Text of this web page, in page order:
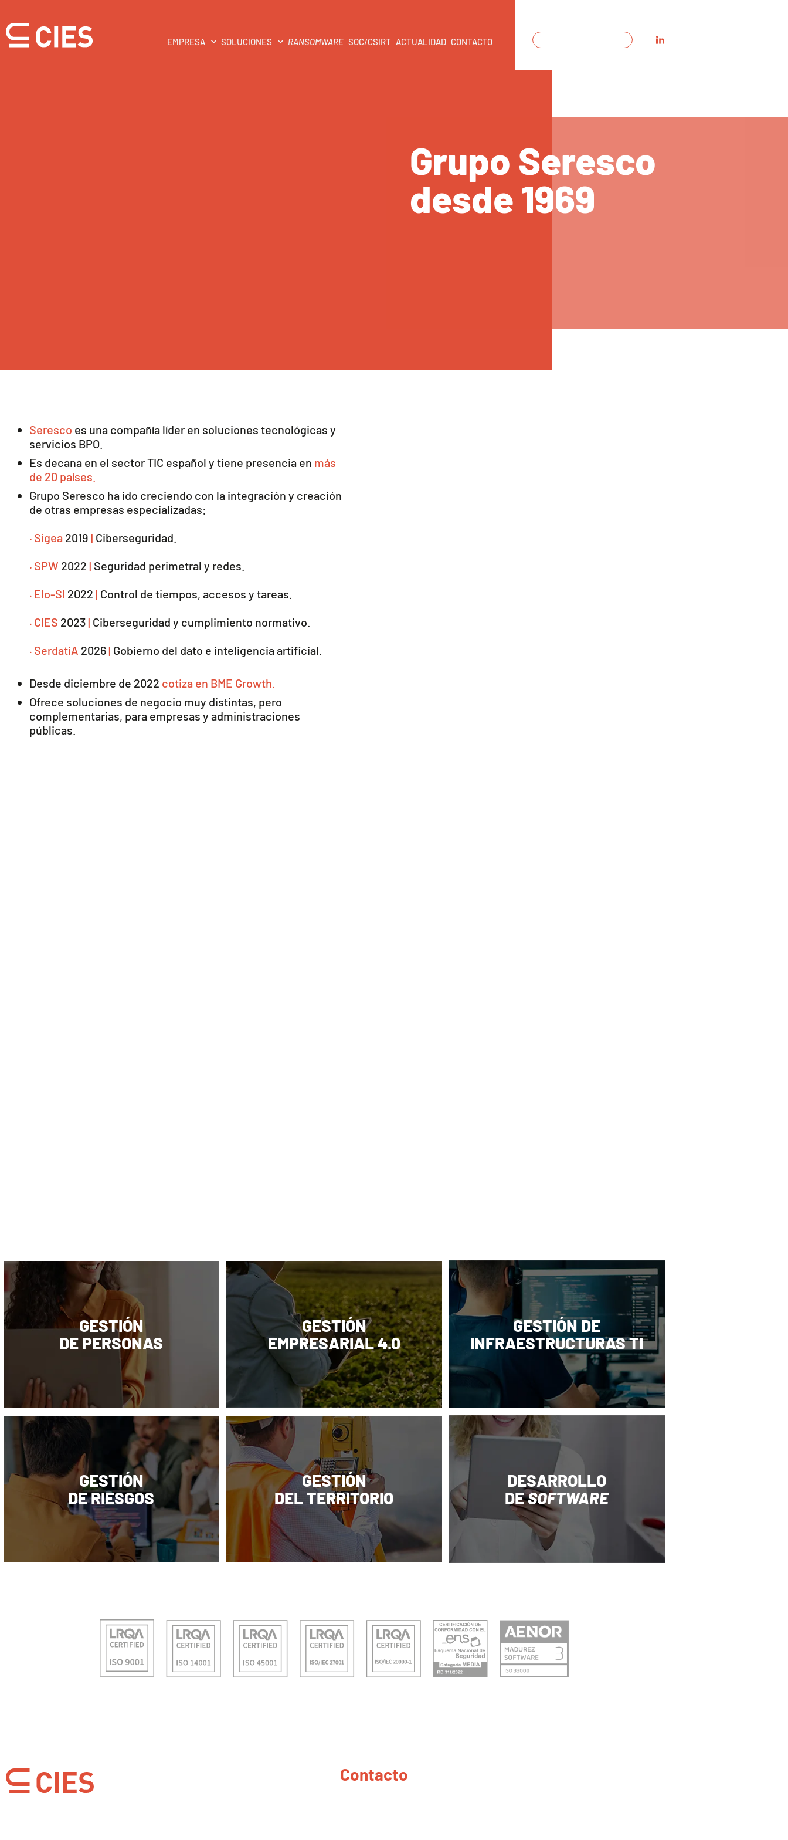
EMPRESA SOLUCIONES RANSOMWARE SOC/CSIRT ACTUALIDAD CONTACTO
Grupo Seresco
desde 1969
Seresco es una compañía líder en soluciones tecnológicas y
servicios BPO.
Es decana en el sector TIC español y tiene presencia en más
de 20 países.
Grupo Seresco ha ido creciendo con la integración y creación
de otras empresas especializadas:
· Sigea 2019 | Ciberseguridad.
· SPW 2022 | Seguridad perimetral y redes.
· Elo-SI 2022 | Control de tiempos, accesos y tareas.
· CIES 2023| Ciberseguridad y cumplimiento normativo.
· SerdatiA 2026| Gobierno del dato e inteligencia artificial.
Desde diciembre de 2022 cotiza en BME Growth.
Ofrece soluciones de negocio muy distintas, pero
complementarias, para empresas y administraciones
públicas.
GESTIÓN
DE PERSONAS
GESTIÓN
EMPRESARIAL 4.0
GESTIÓN DE
INFRAESTRUCTURAS TI
GESTIÓN
DE RIESGOS
GESTIÓN
DEL TERRITORIO
DESARROLLO
DESOFTWARE
Contacto